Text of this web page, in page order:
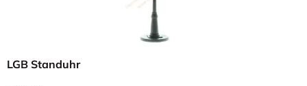
LGB Standuhr